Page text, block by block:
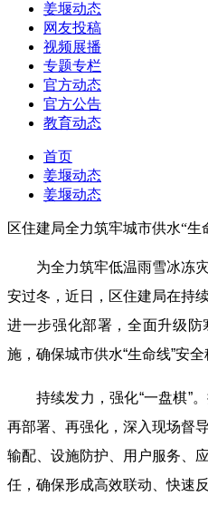
姜堰动态
网友投稿
视频展播
专题专栏
官方动态
官方公告
教育动态
首页
姜堰动态
姜堰动态
区住建局全力筑牢城市供水“生
为全力筑牢低温雨雪冰冻
安过冬，近日，区住建局在持
进一步强化部署，全面升级
施，确保城市供水“生命线”安全
持续发力，强化“一盘棋”
再部署、再强化，深入现场督
输配、设施防护、用户服务、
任，确保形成高效联动、快速